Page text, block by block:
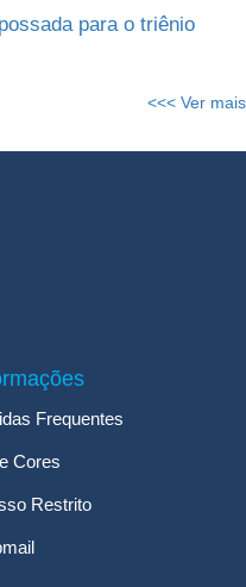
para o triênio
<<< Ver mais
Frequentes
Cores
Restrito